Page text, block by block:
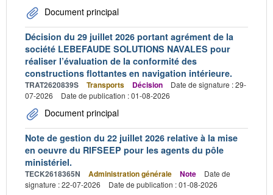
Document principal
Décision du 29 juillet 2026 portant agrément de la
société LEBEFAUDE SOLUTIONS NAVALES pour
réaliser l’évaluation de la conformité des
constructions flottantes en navigation intérieure.
TRAT2620839S Transports Décision
Date de signature : 29-
07-2026
Date de publication : 01-08-2026
Document principal
Note de gestion du 22 juillet 2026 relative à la mise
en oeuvre du RIFSEEP pour les agents du pôle
ministériel.
TECK2618365N Administration générale Note
Date de
signature : 22-07-2026
Date de publication : 01-08-2026